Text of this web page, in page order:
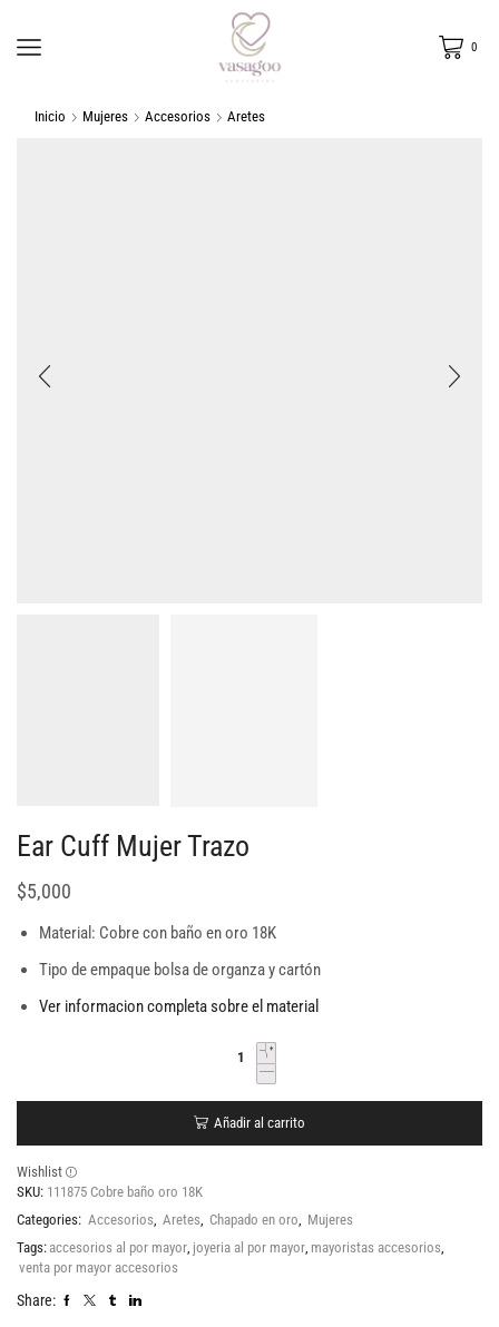
0
Inicio Mujeres Accesorios Aretes
Ear Cuff Mujer Trazo
$5,000
Material: Cobre con baño en oro 18K
Tipo de empaque bolsa de organza y cartón
Ver informacion completa sobre el material
Añadir al carrito
Wishlist
SKU: 111875 Cobre baño oro 18K
Categories: Accesorios Aretes Chapado en oro
Mujeres
Tags: accesorios al por mayor joyeria al por mayor mayoristas accesorios
venta por mayor accesorios
Share: